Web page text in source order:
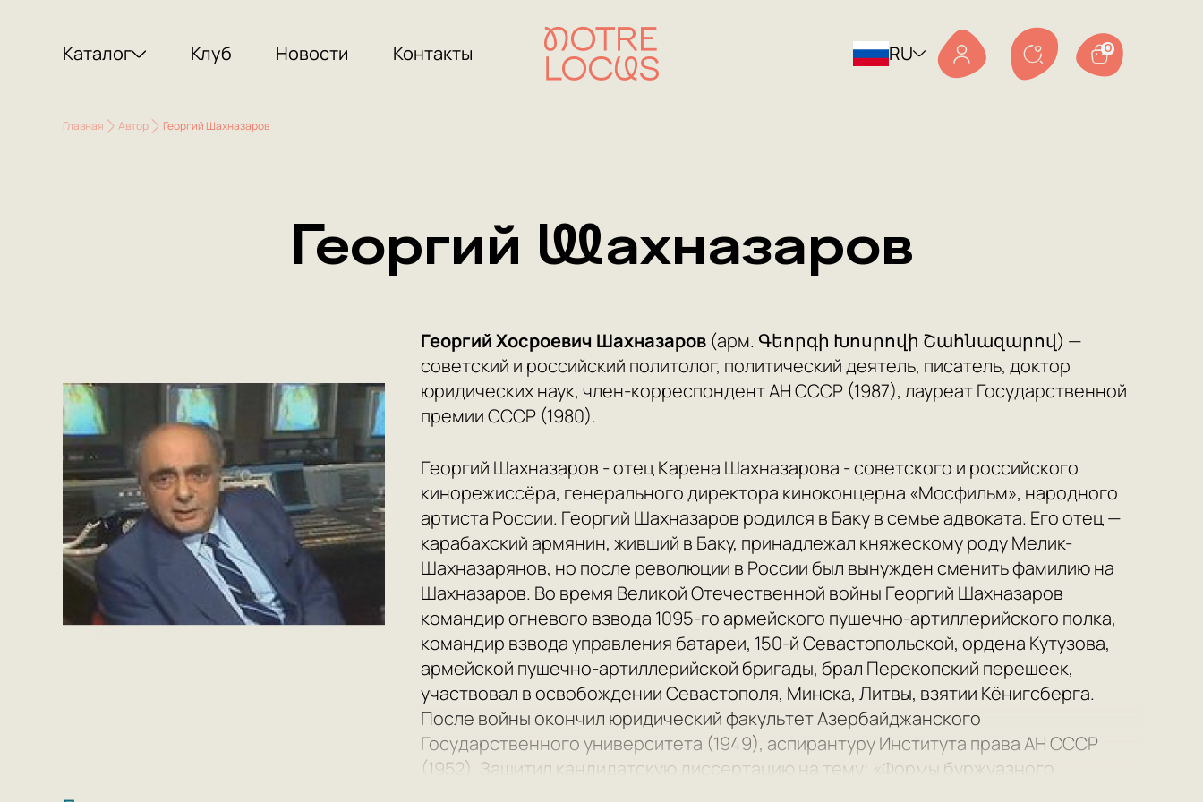
Каталог Клуб Новости Контакты RU 0
Главная Автор Георгий Шахназаров
Георгий Шахназаров
Георгий Хосроевич Шахназаров (арм. Գեորգի Խոսրովի Շահնազարով) —
советский и российский политолог, политический деятель, писатель, доктор
юридических наук, член-корреспондент АН СССР (1987), лауреат Государственной
премии СССР (1980).
Георгий Шахназаров - отец Карена Шахназарова - советского и российского
кинорежиссёра, генерального директора киноконцерна «Мосфильм», народного
артиста России. Георгий Шахназаров родился в Баку в семье адвоката. Его отец —
карабахский армянин, живший в Баку, принадлежал княжескому роду Мелик-
Шахназарянов, но после революции в России был вынужден сменить фамилию на
Шахназаров. Во время Великой Отечественной войны Георгий Шахназаров
командир огневого взвода 1095-го армейского пушечно-артиллерийского полка,
командир взвода управления батареи, 150-й Севастопольской, ордена Кутузова,
армейской пушечно-артиллерийской бригады, брал Перекопский перешеек,
участвовал в освобождении Севастополя, Минска, Литвы, взятии Кёнигсберга.
После войны окончил юридический факультет Азербайджанского
Государственного университета (1949), аспирантуру Института права АН СССР
(1952). Защитил кандидатскую диссертацию на тему: «Формы буржуазного